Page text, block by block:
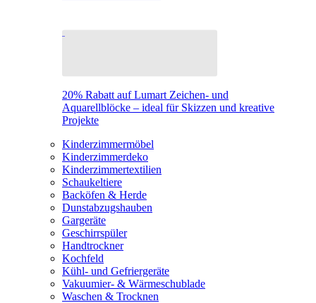
20% Rabatt auf Lumart Zeichen- und
Aquarellblöcke – ideal für Skizzen und kreative
Projekte
Kinderzimmermöbel
Kinderzimmerdeko
Kinderzimmertextilien
Schaukeltiere
Backöfen & Herde
Dunstabzugshauben
Gargeräte
Geschirrspüler
Handtrockner
Kochfeld
Kühl- und Gefriergeräte
Vakuumier- & Wärmeschublade
Waschen & Trocknen